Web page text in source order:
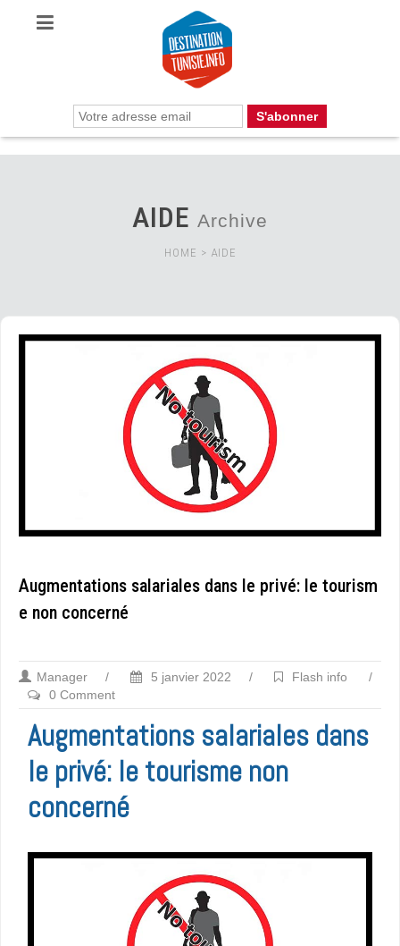
AIDE Archive
HOME > AIDE
Augmentations salariales dans le privé: le tourism
e non concerné
Manager / 5 janvier 2022 / Flash info
/
0 Comment
Augmentations salariales dans
le privé: le tourisme non
concerné